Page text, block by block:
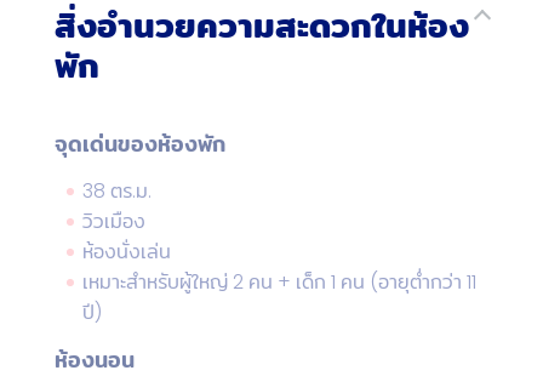
สิ่งอำนวยความสะดวกในห้อง
พัก
จุดเด่นของห้องพัก
38 ตร.ม.
วิวเมือง
ห้องนั่งเล่น
เหมาะสำหรับผู้ใหญ่ 2 คน + เด็ก 1 คน (อายุต่ำกว่า 11
ปี)
ห้องนอน